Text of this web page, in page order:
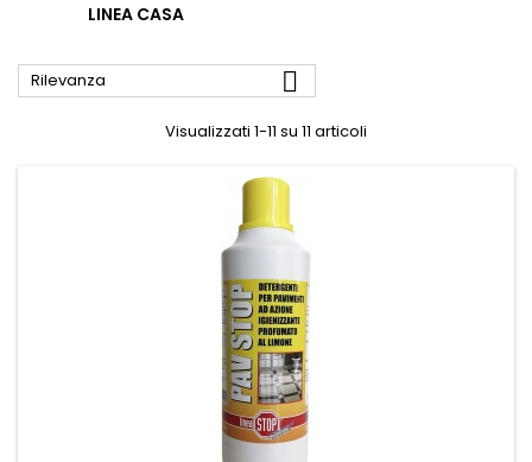
LINEA CASA
Rilevanza 
Visualizzati 1-11 su 11 articoli